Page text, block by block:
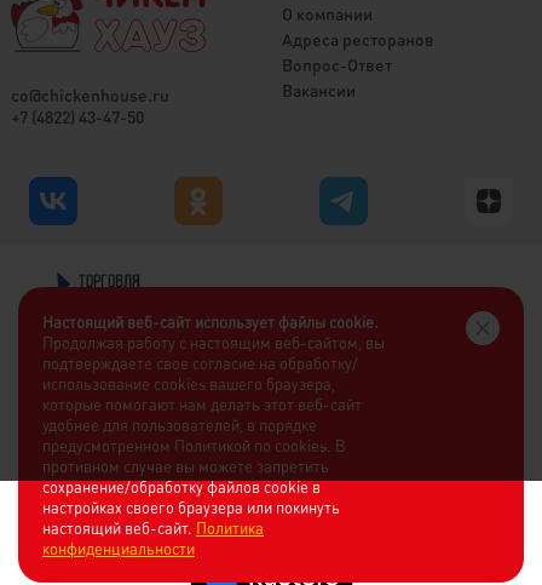
co@chickenhouse.ru
+7 (4822) 43-47-50
О компании
Адреса ресторанов
Вопрос-Ответ
Вакансии
Настоящий веб-сайт использует файлы cookie.
Продолжая работу с настоящим веб-сайтом, вы
подтверждаете свое согласие на обработку/
использование cookies вашего браузера,
которые помогают нам делать этот веб-сайт
удобнее для пользователей, в порядке
предусмотренном Политикой по cookies. В
противном случае вы можете запретить
сохранение/обработку файлов cookie в
настройках своего браузера или покинуть
настоящий веб-сайт. Политика
конфиденциальности